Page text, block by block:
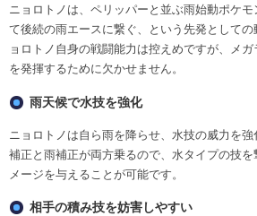
ニョロトノは、ペリッパーと並ぶ雨始動ポケモ
て後続の雨エースに繋ぐ、という先発としての
ョロトノ自身の戦闘能力は控えめですが、メ
を発揮するために欠かせません。
雨天候で水技を強化
ニョロトノは自ら雨を降らせ、水技の威力を
補正と雨補正が両方乗るので、水タイプの技
メージを与えることが可能です。
相手の積み技を妨害しやすい